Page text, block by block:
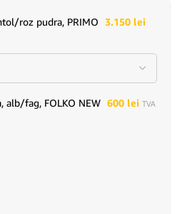
roz pudra, PRIMO 3.150 lei
alb/fag, FOLKO NEW 600 lei TVA